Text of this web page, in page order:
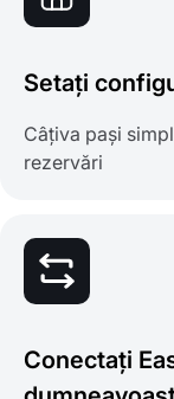
Setați
Câțiva pași
rezervări
Conectați